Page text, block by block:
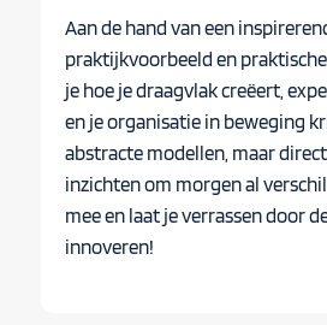
Aan de hand van een
praktijkvoorbeeld en
je hoe je draagvlak creëert,
en je organisatie in beweging
abstracte modellen, maar
inzichten om morgen al
mee en laat je verrassen door
innoveren!